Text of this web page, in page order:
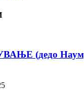
(дедо Наум)